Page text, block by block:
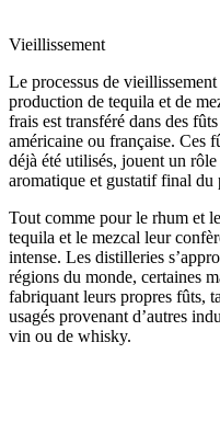
Vieillissement
Le processus de
production de tequila et de
frais est transféré dans des
américaine ou française. Ces
déjà été utilisés, jouent un
aromatique et gustatif final du
Tout comme pour le rhum et
tequila et le mezcal leur
intense. Les distilleries
régions du monde, certaines
fabriquant leurs propres fûts,
usagés provenant d’autres
vin ou de whisky.